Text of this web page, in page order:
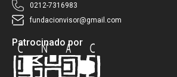
0212-7316983
fundacionvisor@gmail.com
Patrocinado por